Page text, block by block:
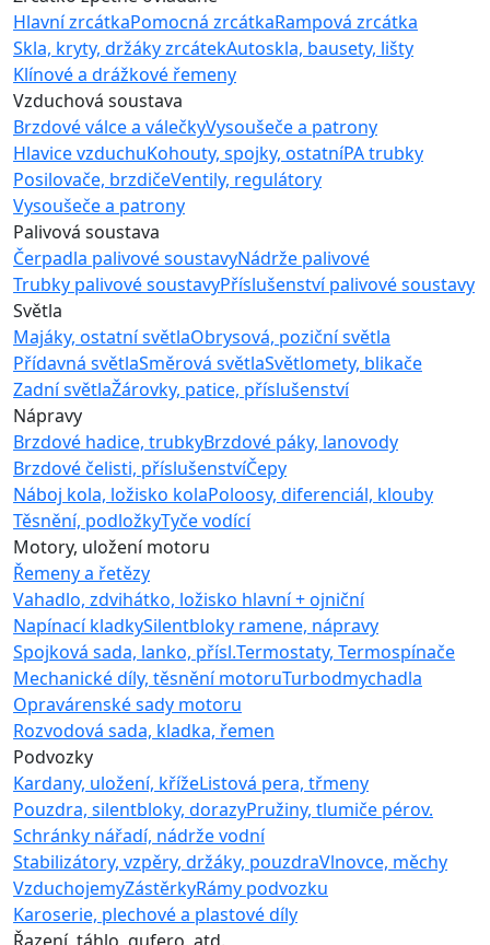
Hlavní zrcátkaPomocná zrcátkaRampová zrcátka
Skla, kryty, držáky zrcátekAutoskla, bausety, lišty
Klínové a drážkové řemeny
Vzduchová soustava
Brzdové válce a válečkyVysoušeče a patrony
Hlavice vzduchuKohouty, spojky, ostatníPA trubky
Posilovače, brzdičeVentily, regulátory
Vysoušeče a patrony
Palivová soustava
Čerpadla palivové soustavyNádrže palivové
Trubky palivové soustavyPříslušenství palivové soustavy
Světla
Majáky, ostatní světlaObrysová, poziční světla
Přídavná světlaSměrová světlaSvětlomety, blikače
Zadní světlaŽárovky, patice, příslušenství
Nápravy
Brzdové hadice, trubkyBrzdové páky, lanovody
Brzdové čelisti, příslušenstvíČepy
Náboj kola, ložisko kolaPoloosy, diferenciál, klouby
Těsnění, podložkyTyče vodící
Motory, uložení motoru
Řemeny a řetězy
Vahadlo, zdvihátko, ložisko hlavní + ojniční
Napínací kladkySilentbloky ramene, nápravy
Spojková sada, lanko, přísl.Termostaty, Termospínače
Mechanické díly, těsnění motoruTurbodmychadla
Opravárenské sady motoru
Rozvodová sada, kladka, řemen
Podvozky
Kardany, uložení, křížeListová pera, třmeny
Pouzdra, silentbloky, dorazyPružiny, tlumiče pérov.
Schránky nářadí, nádrže vodní
Stabilizátory, vzpěry, držáky, pouzdraVlnovce, měchy
VzduchojemyZástěrkyRámy podvozku
Karoserie, plechové a plastové díly